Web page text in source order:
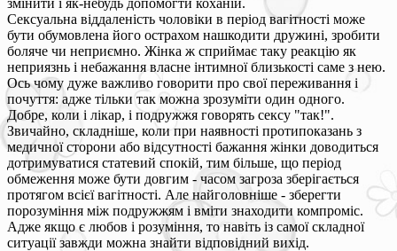
Сексуальна віддаленість чоловіки в період вагітності може
бути обумовлена його острахом нашкодити дружині, зробити
боляче чи неприємно. Жінка ж сприймає таку реакцію як
неприязнь і небажання власне інтимної близькості саме з нею.
Ось чому дуже важливо говорити про свої переживання і
почуття: адже тільки так можна зрозуміти один одного.
Добре, коли і лікар, і подружжя говорять сексу "так!".
Звичайно, складніше, коли при наявності протипоказань з
медичної сторони або відсутності бажання жінки доводиться
дотримуватися статевий спокій, тим більше, що період
обмеження може бути довгим - часом загроза зберігається
протягом всієї вагітності. Але найголовніше - зберегти
порозуміння між подружжям і вміти знаходити компроміс.
Адже якщо є любов і розуміння, то навіть із самої складної
ситуації завжди можна знайти відповідний вихід.